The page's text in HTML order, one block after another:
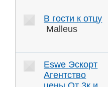
В гости к отцу
Malleus
Eswe Эскорт
Агентство